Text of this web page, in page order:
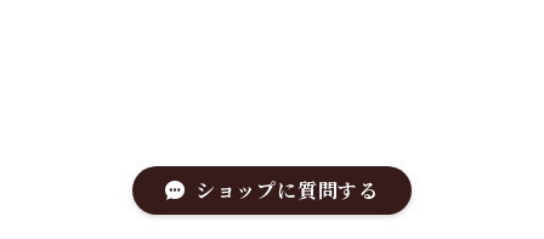
ショップに質問する